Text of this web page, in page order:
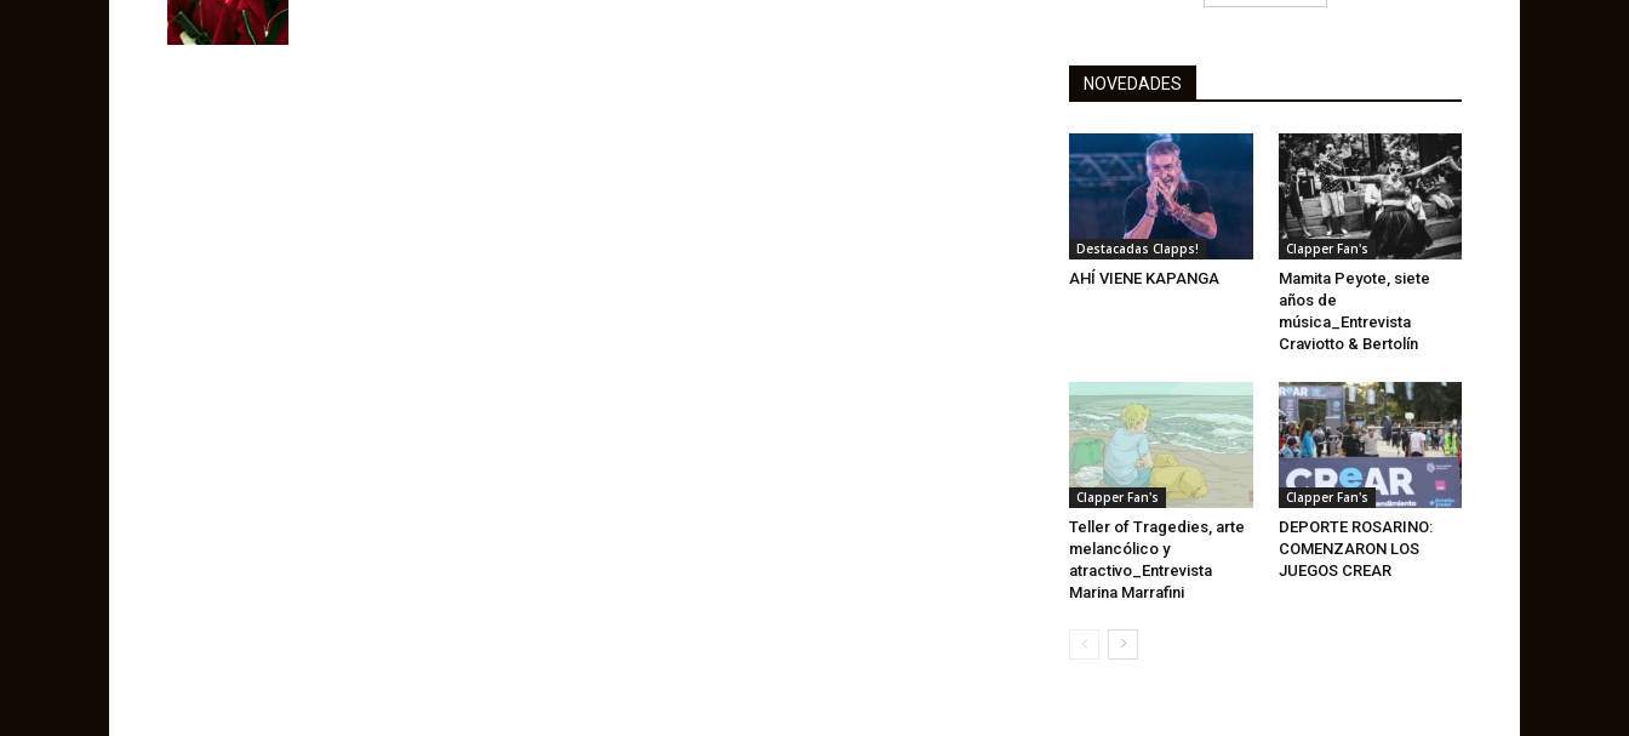
NOVEDADES
Destacadas Clapps!
AHÍ VIENE KAPANGA
Clapper Fan's
Mamita Peyote, siete
años de
música_Entrevista
Craviotto & Bertolín
Clapper Fan's
Teller of Tragedies, arte
melancólico y
atractivo_Entrevista
Marina Marrafini
Clapper Fan's
DEPORTE ROSARINO:
COMENZARON LOS
JUEGOS CREAR